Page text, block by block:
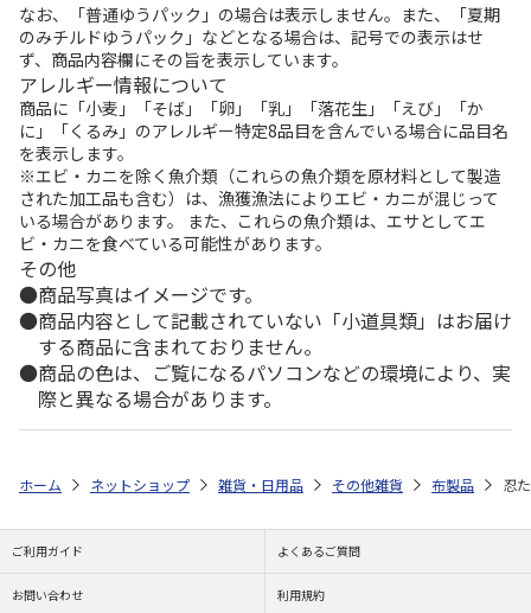
なお、「普通ゆうパック」の場合は表示しません。また、「夏期
のみチルドゆうパック」などとなる場合は、記号での表示はせ
ず、商品内容欄にその旨を表示しています。
アレルギー情報について
商品に「小麦」「そば」「卵」「乳」「落花生」「えび」「か
に」「くるみ」のアレルギー特定8品目を含んでいる場合に品目名
を表示します。
※エビ・カニを除く魚介類（これらの魚介類を原材料として製造
された加工品も含む）は、漁獲漁法によりエビ・カニが混じって
いる場合があります。 また、これらの魚介類は、エサとしてエ
ビ・カニを食べている可能性があります。
その他
商品写真はイメージです。
商品内容として記載されていない「小道具類」はお届け
する商品に含まれておりません。
商品の色は、ご覧になるパソコンなどの環境により、実
際と異なる場合があります。
ホーム ネットショップ 雑貨・日用品 その他雑貨 布製品 忍
ご利用ガイド よくあるご質問
お問い合わせ 利用規約